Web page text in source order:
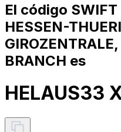
El código
HESSEN-
BRANCH es
HELAUS33